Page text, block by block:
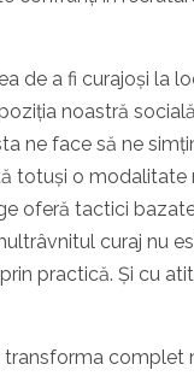
de a fi curajoși la
noastră
ne face să ne
totuși o
oferă tactici
curaj nu
practică. Și cu
transforma